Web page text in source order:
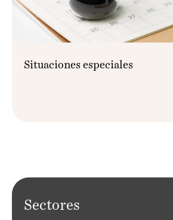
Situaciones especiales
Sectores